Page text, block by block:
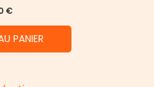
€
PANIER